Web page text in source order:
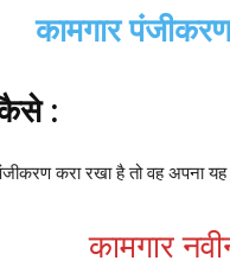
कामगार
:
करा रखा है तो वह अपना
कामगार